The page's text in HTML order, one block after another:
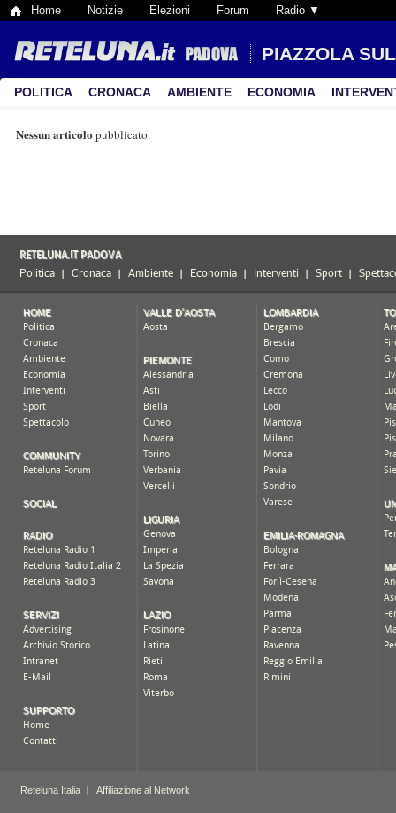
Home Notizie Elezioni Forum Radio ▼
PIAZZOLA
POLITICA CRONACA AMBIENTE ECONOMIA
Nessun articolo pubblicato.